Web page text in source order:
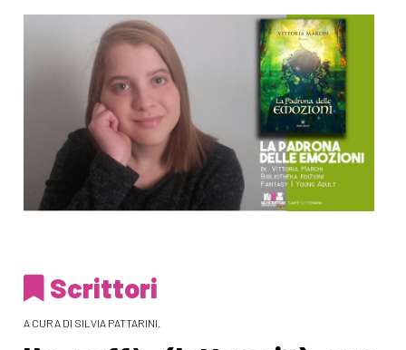
Scrittori
A CURA DI SILVIA PATTARINI.